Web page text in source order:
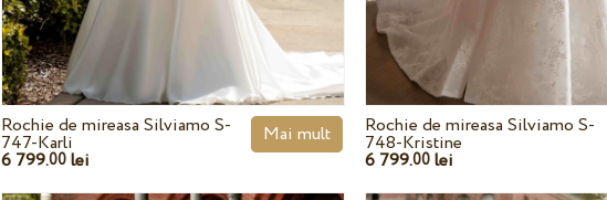
Rochie de mireasa Silviamo S-
747-Karli
6 799.00 lei
Mai mult Rochie de mireasa Silviamo S-
748-Kristine
6 799.00 lei